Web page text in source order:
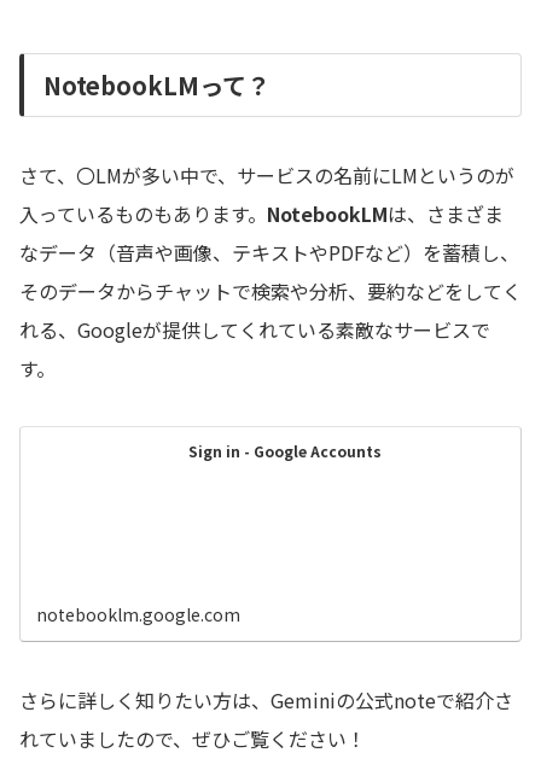
NotebookLMって？
さて、〇LMが多い中で、サービスの名前にLMというのが
入っているものもあります。 NotebookLMは、さまざま
なデータ（音声や画像、テキストやPDFなど）を蓄積し、
そのデータからチャットで検索や分析、要約などをしてく
れる、Googleが提供してくれている素敵なサービスで
す。
Sign in - Google Accounts
notebooklm.google.com
さらに詳しく知りたい方は、Geminiの公式noteで紹介さ
れていましたので、ぜひご覧ください！